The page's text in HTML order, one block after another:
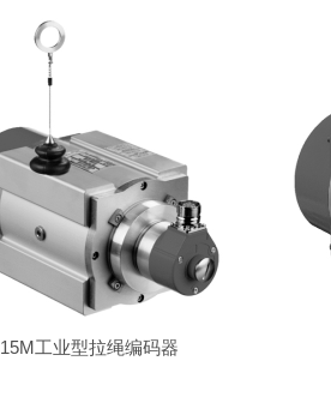
15M工业型拉绳编码器